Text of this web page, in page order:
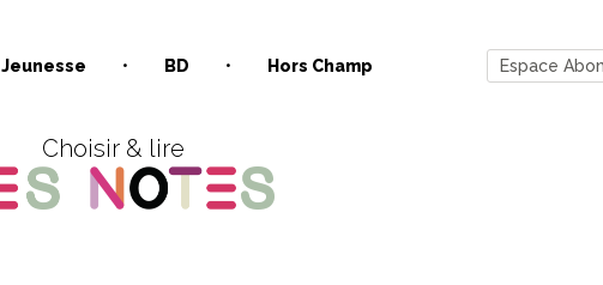
Jeunesse BD Hors Champ Espace
Choisir & lire